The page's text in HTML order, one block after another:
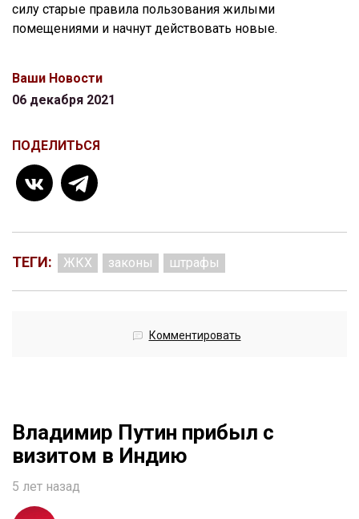
силу старые правила пользования жилыми
помещениями и начнут действовать новые.
Ваши Новости
06 декабря 2021
ПОДЕЛИТЬСЯ
ТЕГИ: ЖКХ законы штрафы
Комментировать
Владимир Путин прибыл с
визитом в Индию
5 лет назад